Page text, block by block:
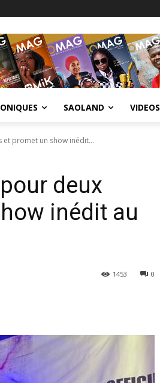
SAOLAND VIDEOS
et promet un show inédit...
deux
inédit au
0
1453